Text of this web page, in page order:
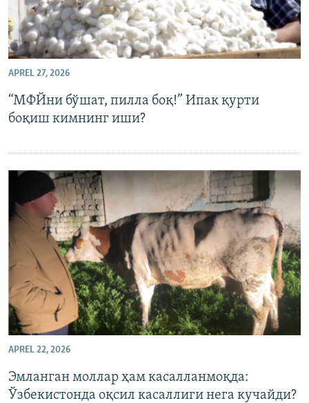
APREL 27, 2026
“МФЙни бўшат, пилла боқ!” Ипак қурти
боқиш кимнинг иши?
APREL 22, 2026
Эмланган моллар ҳам касалланмоқда:
Ўзбекистонда оқсил касаллиги нега кучайди?